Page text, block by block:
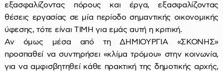
εξασφαλίζοντας πόρους και έργα, εξασφαλίζοντας
θέσεις εργασίας σε μία περίοδο σημαντικής οικονομικής
ύφεσης, τότε είναι ΤΙΜΗ για εμάς αυτή η κριτική.
Αν όμως μέσα από τη ΔΗΜΙΟΥΡΓΙΑ «ΣΚΟΝΗΣ»
προσπαθεί να συντηρήσει «κλίμα τρόμου» στην κοινωνία,
για να αμφισβητηθεί κάθε πρακτική της δημοτικής αρχής,